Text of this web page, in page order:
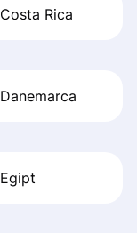
Costa Rica
Danemarca
Egipt